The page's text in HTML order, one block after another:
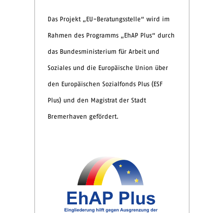
Das Projekt „EU-Beratungsstelle“ wird im
Rahmen des Programms „EhAP Plus“ durch
das Bundesministerium für Arbeit und
Soziales und die Europäische Union über
den Europäischen Sozialfonds Plus (ESF
Plus) und den Magistrat der Stadt
Bremerhaven gefördert.